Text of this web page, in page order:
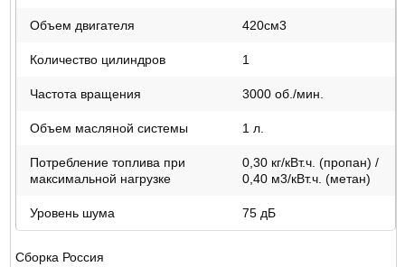
Объем двигателя 420см3
Количество цилиндров 1
Частота вращения 3000 об./мин.
Объем масляной системы 1 л.
Потребление топлива при
максимальной нагрузке
0,30 кг/кВт.ч. (пропан) /
0,40 м3/кВт.ч. (метан)
Уровень шума 75 дБ
Сборка Россия